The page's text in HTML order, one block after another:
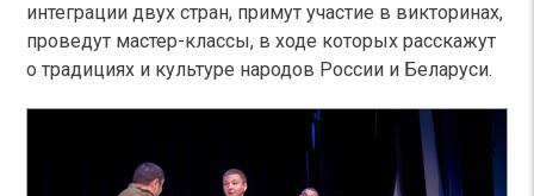
интеграции двух стран, примут участие в викторинах,
проведут мастер-классы, в ходе которых расскажут
о традициях и культуре народов России и Беларуси.